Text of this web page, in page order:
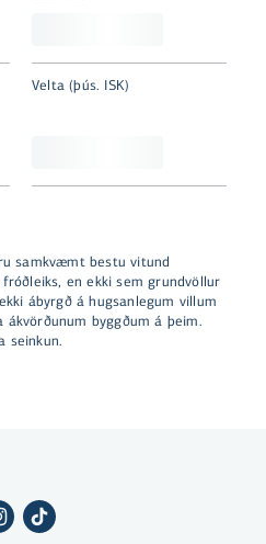
Velta (þús. ISK)
samkvæmt bestu vitund
en ekki sem grundvöllur
ábyrgð á hugsanlegum villum
byggðum á þeim.
seinkun.